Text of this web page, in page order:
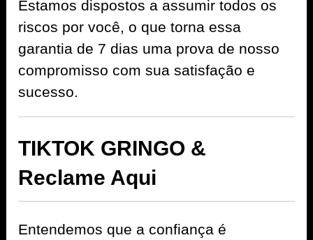
Estamos dispostos a assumir todos os
riscos por você, o que torna essa
garantia de 7 dias uma prova de nosso
compromisso com sua satisfação e
sucesso.
TIKTOK GRINGO &
Reclame Aqui
Entendemos que a confiança é